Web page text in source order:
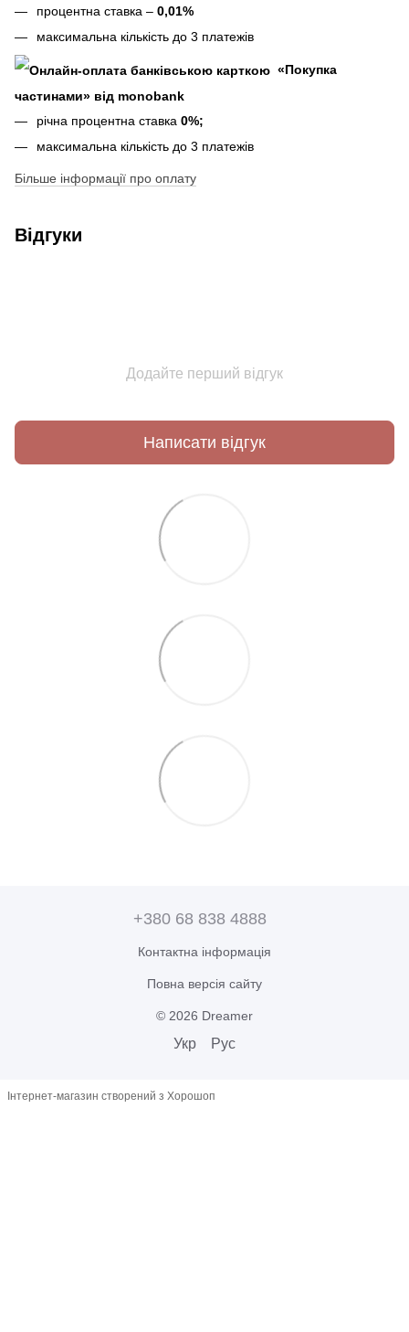
процентна ставка – 0,01%
максимальна кількість до 3 платежів
«Покупка
частинами» від monobank
річна процентна ставка 0%;
максимальна кількість до 3 платежів
Більше інформації про оплату
Відгуки
Додайте перший відгук
Написати відгук
+380 68 838 4888
Контактна інформація
Повна версія сайту
© 2026 Dreamer
Укр Рус
Інтернет-магазин створений з Хорошоп